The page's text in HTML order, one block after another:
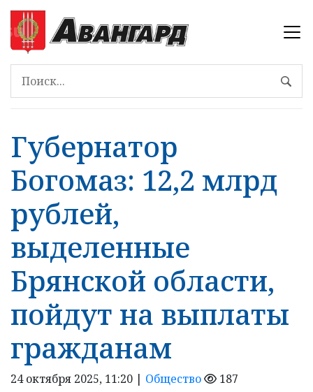
Губернатор
Богомаз: 12,2 млрд
рублей,
выделенные
Брянской области,
пойдут на выплаты
гражданам
24 октября 2025, 11:20 | Общество 187